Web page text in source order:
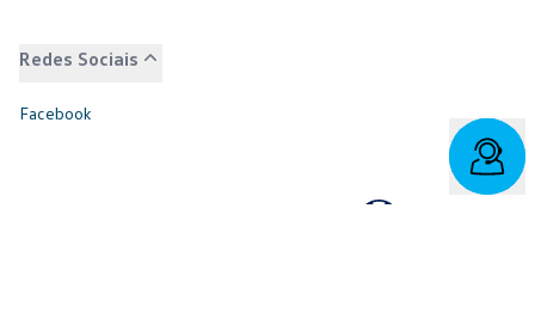
Redes Sociais
Facebook